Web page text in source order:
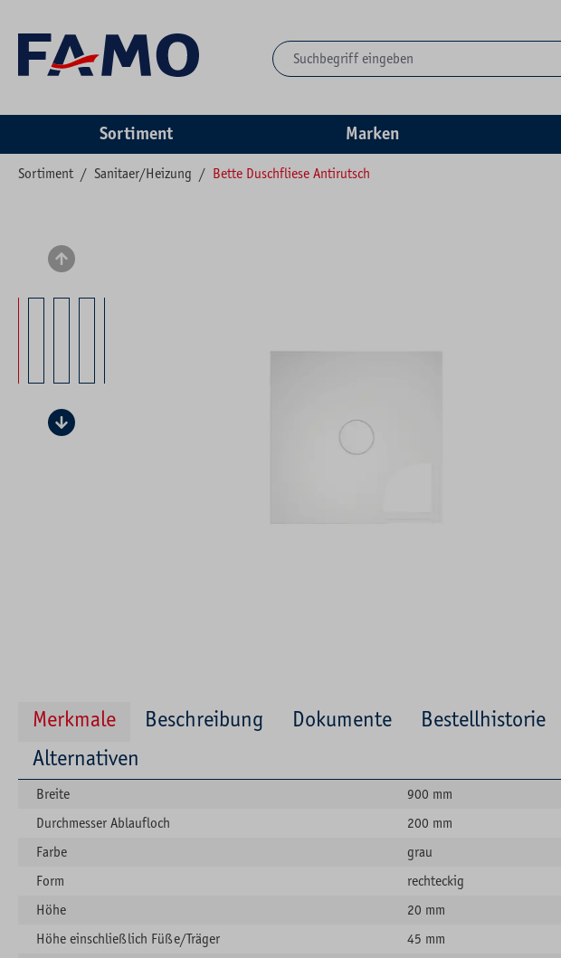
Sortiment Marken
Sortiment / Sanitaer/Heizung / Bette Duschfliese Antirutsch
Bildergalerie überspringen
Merkmale Beschreibung Dokumente Bestellhistorie
Alternativen
Breite
900 mm
Durchmesser Ablaufloch
200 mm
Farbe
grau
Form
rechteckig
Höhe
20 mm
Höhe einschließlich Füße/Träger
45 mm